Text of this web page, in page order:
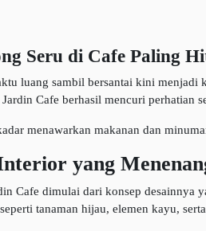
Seru di Cafe Paling
luang sambil bersantai kini menjadi
Cafe berhasil mencuri perhatian
menawarkan makanan dan
yang
Cafe dimulai dari konsep desainnya
tanaman hijau, elemen kayu,